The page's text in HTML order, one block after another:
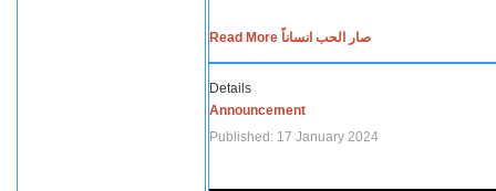
Read More صار الحب انساناً
Details
Announcement
Published: 17 January 2024